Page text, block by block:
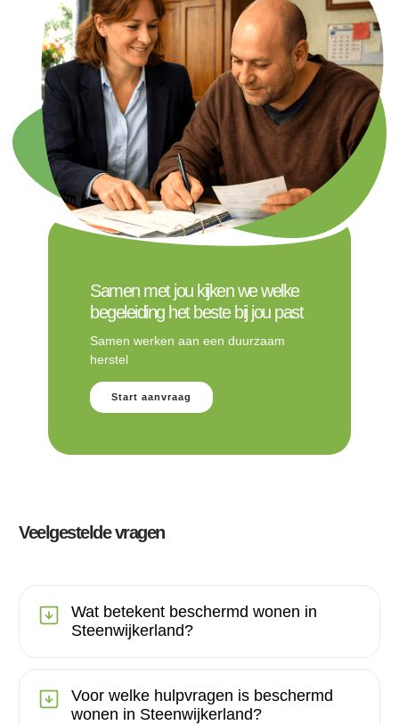
Samen met jou kijken we welke
begeleiding het beste bij jou past
Samen werken aan een duurzaam
herstel
Start aanvraag
Veelgestelde vragen
Wat betekent beschermd wonen in
Steenwijkerland?
Voor welke hulpvragen is beschermd
wonen in Steenwijkerland?